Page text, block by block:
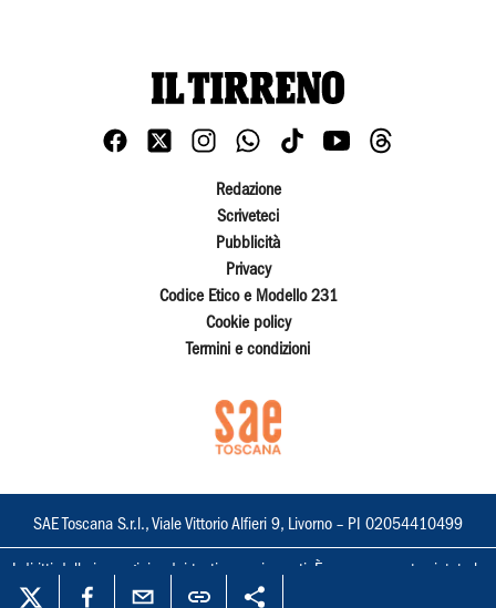
Redazione
Scriveteci
Pubblicità
Privacy
Codice Etico e Modello 231
Cookie policy
Termini e condizioni
SAE Toscana S.r.l., Viale Vittorio Alfieri 9, Livorno – PI 02054410499
I diritti delle immagini e dei testi sono riservati. È espressamente vietata la
loro riproduzione con qualsiasi mezzo e l'adattamento totale o parziale.